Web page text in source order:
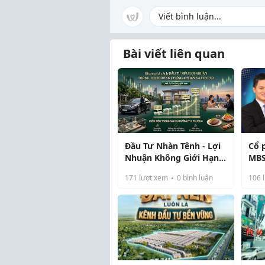
Bài viết liên quan
Đầu Tư Nhàn Tênh - Lợi
Nhuận Không Giới Hạn:
Thời Gian!
171 lượt xem 0 bình luận
Cổ
2/
106